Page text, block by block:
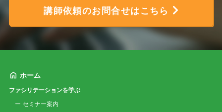
講師依頼のお問合せはこちら
ホーム
ファシリテーションを学ぶ
セミナー案内